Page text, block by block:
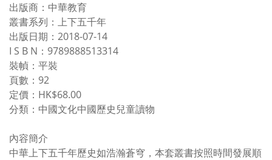
出版商：中華教育
叢書系列：上下五千年
出版日期：2018-07-14
I S B N：9789888513314
裝幀：平裝
頁數：92
定價：HK$68.00
分類：中國文化中國歷史兒童讀物
內容簡介
中華上下五千年歷史如浩瀚蒼穹，本套叢書按照時間發展順